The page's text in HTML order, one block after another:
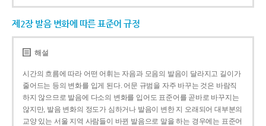
제2장 발음 변화에 따른 표준어 규정
해설
시간의 흐름에 따라 어떤 어휘는 자음과 모음의 발음이 달라지고 길이가
줄어드는 등의 변화를 입게 된다. 어문 규범을 자주 바꾸는 것은 바람직
하지 않으므로 발음에 다소의 변화를 입어도 표준어를 곧바로 바꾸지는
않지만, 발음 변화의 정도가 심하거나 발음이 변한 지 오래되어 대부분의
교양 있는 서울 지역 사람들이 바뀐 발음으로 말을 하는 경우에는 표준어